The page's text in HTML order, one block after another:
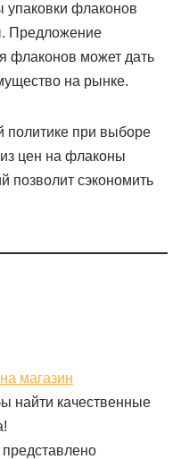
упаковки флаконов
Предложение
флаконов может дать
на рынке.
политике при выборе
цен на флаконы
позволит сэкономить
магазин
найти качественные